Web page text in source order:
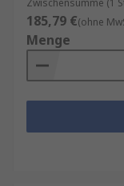
Zwischensumme (1
185,79 €(ohne
Menge